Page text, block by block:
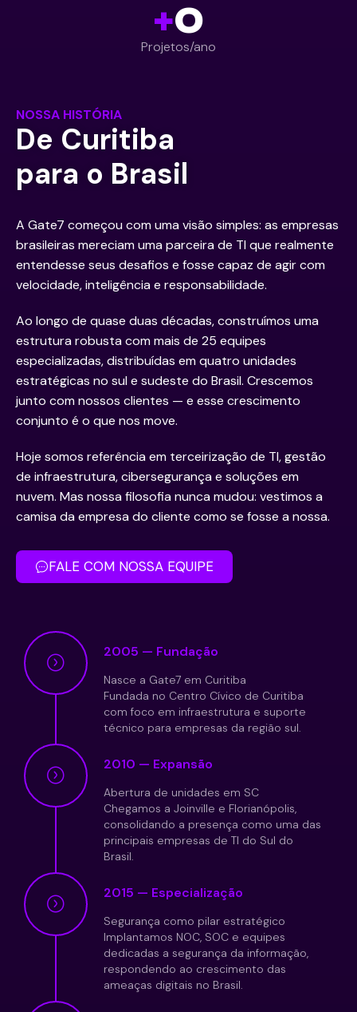
+0
Projetos/ano
NOSSA HISTÓRIA
De Curitiba
para o Brasil
A Gate7 começou com uma visão simples: as empresas
brasileiras mereciam uma parceira de TI que realmente
entendesse seus desafios e fosse capaz de agir com
velocidade, inteligência e responsabilidade.
Ao longo de quase duas décadas, construímos uma
estrutura robusta com mais de 25 equipes
especializadas, distribuídas em quatro unidades
estratégicas no sul e sudeste do Brasil. Crescemos
junto com nossos clientes — e esse crescimento
conjunto é o que nos move.
Hoje somos referência em terceirização de TI, gestão
de infraestrutura, cibersegurança e soluções em
nuvem. Mas nossa filosofia nunca mudou: vestimos a
camisa da empresa do cliente como se fosse a nossa.
FALE COM NOSSA EQUIPE
2005 — Fundação
Nasce a Gate7 em Curitiba
Fundada no Centro Cívico de Curitiba
com foco em infraestrutura e suporte
técnico para empresas da região sul.
2010 — Expansão
Abertura de unidades em SC
Chegamos a Joinville e Florianópolis,
consolidando a presença como uma das
principais empresas de TI do Sul do
Brasil.
2015 — Especialização
Segurança como pilar estratégico
Implantamos NOC, SOC e equipes
dedicadas a segurança da informação,
respondendo ao crescimento das
ameaças digitais no Brasil.